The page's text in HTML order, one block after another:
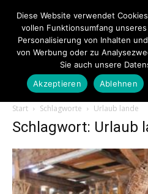
Start Schlagworte Urlaub lande
Schlagwort: Urlaub
Diese Website verwendet
vollen Funktionsumfang
Personalisierung von Inhalten
von Werbung oder zu
Sie auch unsere
Akzeptieren
Ablehnen